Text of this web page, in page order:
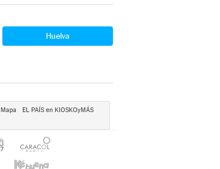
Huelva
Mapa
EL PAÍS en KIOSKOyMÁS